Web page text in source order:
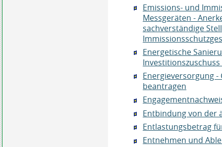
Emissions- und
Messgeräten -
sachverständige
Energetische
Energieversorgung
beantragen
Entbindung von der
Entlastungsbetrag
Entnehmen und